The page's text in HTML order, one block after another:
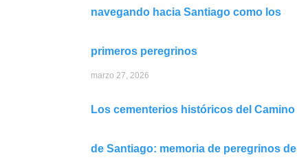
navegando hacia Santiago como los
primeros peregrinos
marzo 27, 2026
Los cementerios históricos del Camino
de Santiago: memoria de peregrinos de